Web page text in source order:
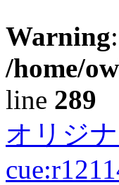
Warning
/home/
line 289
オリジ